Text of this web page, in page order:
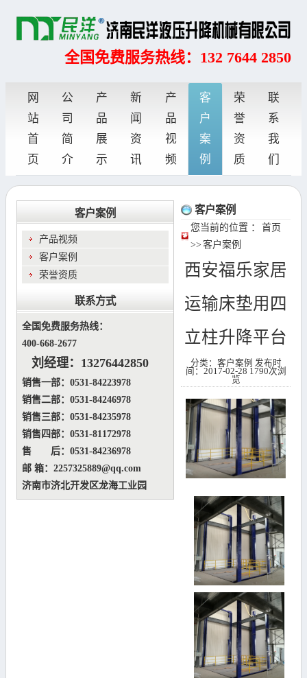
全国免费服务热线：132 7644 2850
网
站
首
页
公
司
简
介
产
品
展
示
新
闻
资
讯
产
品
视
频
客
户
案
例
荣
誉
资
质
联
系
我
们
客户案例
产品视频
客户案例
荣誉资质
联系方式
全国免费服务热线：
400-668-2677
刘经理： 13276442850
销售一部：0531-84223978
销售二部：0531-84246978
销售三部：0531-84235978
销售四部：0531-81172978
售 后：0531-84236978
邮 箱：2257325889@qq.com
济南市济北开发区龙海工业园
客户案例
您当前的位置 ：
首页
>> 客户案例
西安福乐家居
运输床垫用四
立柱升降平台
分类：客户案例 发布时
间：2017-02-28 1790次浏
览